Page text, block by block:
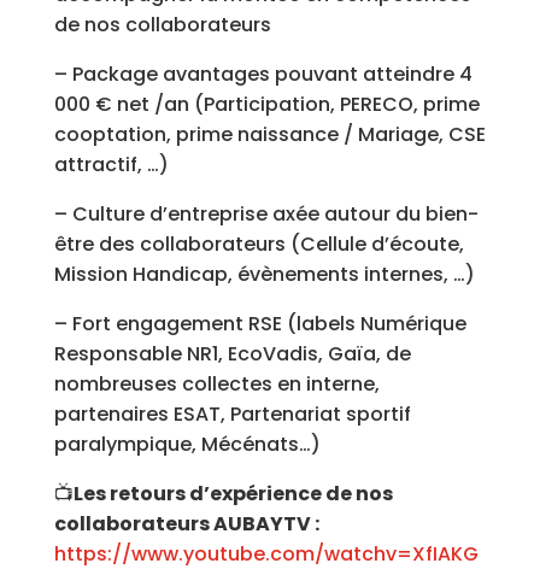
de nos collaborateurs
– Package avantages pouvant atteindre 4
000 € net /an (Participation, PERECO, prime
cooptation, prime naissance / Mariage, CSE
attractif, …)
– Culture d’entreprise axée autour du bien-
être des collaborateurs (Cellule d’écoute,
Mission Handicap, évènements internes, …)
– Fort engagement RSE (labels Numérique
Responsable NR1, EcoVadis, Gaïa, de
nombreuses collectes en interne,
partenaires ESAT, Partenariat sportif
paralympique, Mécénats…)
📺Les retours d’expérience de nos
collaborateurs AUBAYTV :
https://www.youtube.com/watchv=XfIAKG